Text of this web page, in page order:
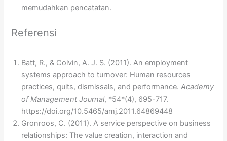
memudahkan pencatatan.
Referensi
Batt, R., & Colvin, A. J. S. (2011). An employment
systems approach to turnover: Human resources
practices, quits, dismissals, and performance.Academy
of Management Journal, *54*(4), 695-717.
https://doi.org/10.5465/amj.2011.64869448
Gronroos, C. (2011). A service perspective on business
relationships: The value creation, interaction and